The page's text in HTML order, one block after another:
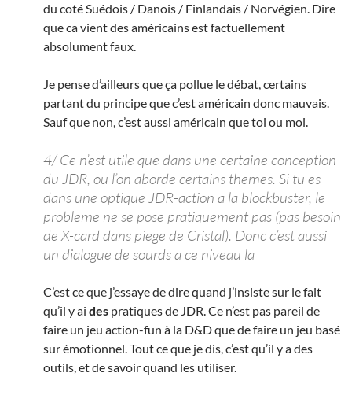
du coté Suédois / Danois / Finlandais / Norvégien. Dire
que ca vient des américains est factuellement
absolument faux.
Je pense d’ailleurs que ça pollue le débat, certains
partant du principe que c’est américain donc mauvais.
Sauf que non, c’est aussi américain que toi ou moi.
4/ Ce n’est utile que dans une certaine conception
du JDR, ou l’on aborde certains themes. Si tu es
dans une optique JDR-action a la blockbuster, le
probleme ne se pose pratiquement pas (pas besoin
de X-card dans piege de Cristal). Donc c’est aussi
un dialogue de sourds a ce niveau la
C’est ce que j’essaye de dire quand j’insiste sur le fait
qu’il y ai des pratiques de JDR. Ce n’est pas pareil de
faire un jeu action-fun à la D&D que de faire un jeu basé
sur émotionnel. Tout ce que je dis, c’est qu’il y a des
outils, et de savoir quand les utiliser.